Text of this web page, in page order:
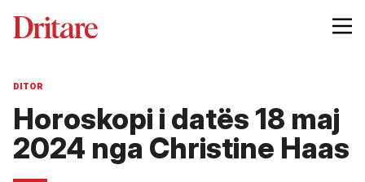
DITOR
Horoskopi i datës 18 maj
2024 nga Christine Haas